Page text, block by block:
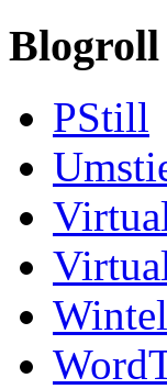
Blogroll
PStill